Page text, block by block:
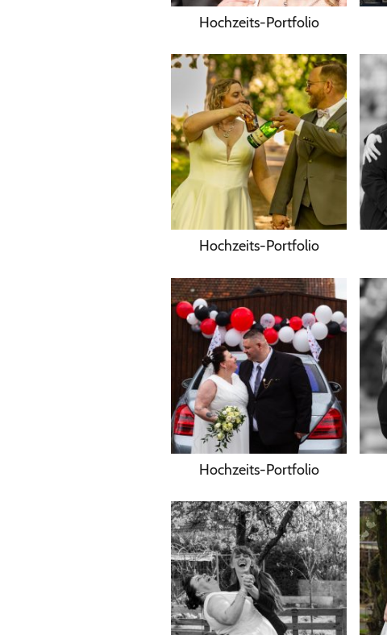
Hochzeits-Portfolio
Hochzeits-Portfolio
Hochzeits-Portfolio